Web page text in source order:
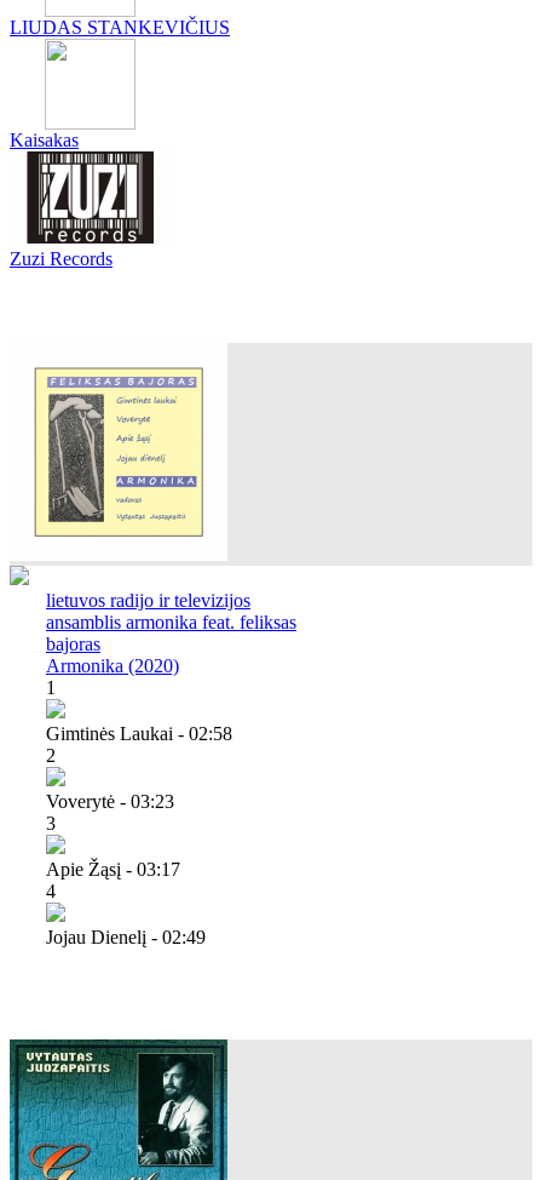
LIUDAS STANKEVIČIUS
Kaisakas
Zuzi Records
lietuvos radijo ir televizijos
ansamblis armonika feat. feliksas
bajoras
Armonika (2020)
1
Gimtinės Laukai - 02:58
2
Voverytė - 03:23
3
Apie Žąsį - 03:17
4
Jojau Dienelį - 02:49